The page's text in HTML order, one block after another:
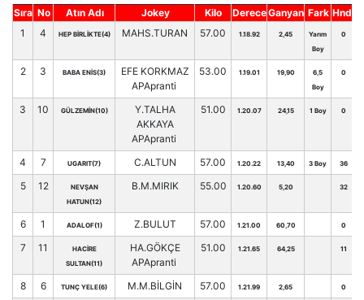
Sıra No Atın Adı Jokey Kilo DereceGanyan Fark Hnd.
1
4 HEP BİRLİKTE(4) MAHS.TURAN 57.00 1.18.92 2,45
Yarım
Boy
0
2 3 BABA ENİS(3)
EFE KORKMAZ
APApranti
53.00 1.19.01 19,90
6,5
Boy
0
3 10 GÜLZEMİN(10)
Y.TALHA
AKKAYA
APApranti
51.00 1.20.07 24,15 1 Boy 0
4 7 UGARIT(7) C.ALTUN 57.00 1.20.22 13,40 3 Boy 36
5 12
NEVŞAN
HATUN(12)
B.M.MIRIK 55.00 1.20.60 5,20 32
6 1 ADALOF(1) Z.BULUT 57.00 1.21.00 60,70 0
7 11
HACİRE
SULTAN(11)
HA.GÖKÇE
APApranti
51.00 1.21.65 64,25 11
8 6 TUNÇ YELE(6) M.M.BİLGİN 57.00 1.21.99 2,65 0